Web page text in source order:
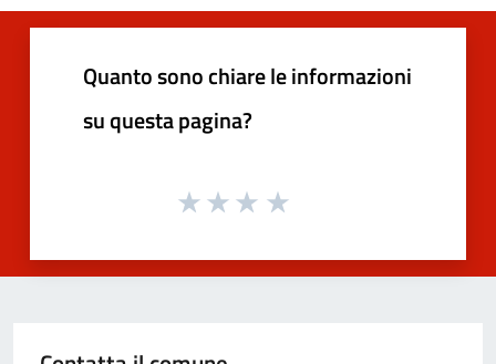
Quanto sono chiare le informazioni
su questa pagina?